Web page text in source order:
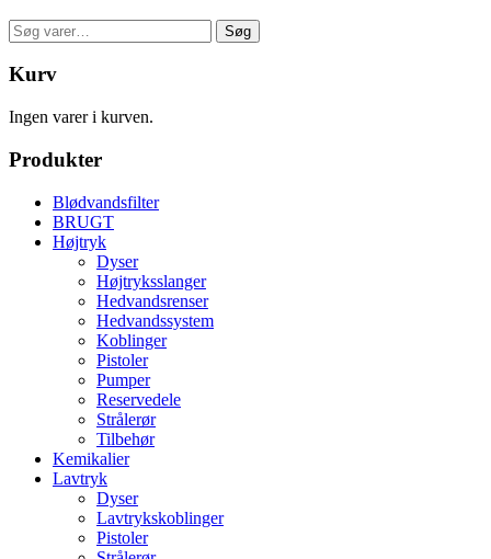
Søg
efter:
Søg
Kurv
Ingen varer i kurven.
Produkter
Blødvandsfilter
BRUGT
Højtryk
Dyser
Højtryksslanger
Hedvandsrenser
Hedvandssystem
Koblinger
Pistoler
Pumper
Reservedele
Strålerør
Tilbehør
Kemikalier
Lavtryk
Dyser
Lavtrykskoblinger
Pistoler